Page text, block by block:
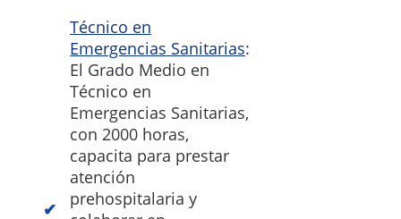
Técnico en
Emergencias Sanitarias:
El Grado Medio en
Técnico en
Emergencias Sanitarias,
con 2000 horas,
capacita para prestar
atención
prehospitalaria y